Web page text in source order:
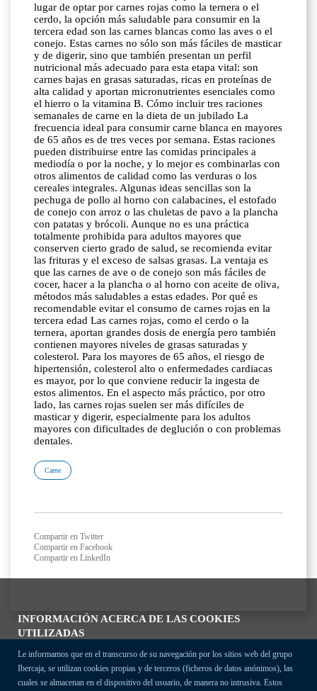
INFORMACIÓN ACERCA DE LAS COOKIES
UTILIZADAS
Le informamos que en el transcurso de su navegación por los sitios web del grupo
Ibercaja, se utilizan cookies propias y de terceros (ficheros de datos anónimos), las
cuales se almacenan en el dispositivo del usuario, de manera no intrusiva. Estos
lugar de optar por carnes rojas como la ternera o el
cerdo, la opción más saludable para consumir en la
tercera edad son las carnes blancas como las aves o el
conejo. Estas carnes no sólo son más fáciles de masticar
y de digerir, sino que también presentan un perfil
nutricional más adecuado para esta etapa vital: son
carnes bajas en grasas saturadas, ricas en proteínas de
alta calidad y aportan micronutrientes esenciales como
el hierro o la vitamina B. Cómo incluir tres raciones
semanales de carne en la dieta de un jubilado La
frecuencia ideal para consumir carne blanca en mayores
de 65 años es de tres veces por semana. Estas raciones
pueden distribuirse entre las comidas principales a
mediodía o por la noche, y lo mejor es combinarlas con
otros alimentos de calidad como las verduras o los
cereales integrales. Algunas ideas sencillas son la
pechuga de pollo al horno con calabacines, el estofado
de conejo con arroz o las chuletas de pavo a la plancha
con patatas y brócoli. Aunque no es una práctica
totalmente prohibida para adultos mayores que
conserven cierto grado de salud, se recomienda evitar
las frituras y el exceso de salsas grasas. La ventaja es
que las carnes de ave o de conejo son más fáciles de
cocer, hacer a la plancha o al horno con aceite de oliva,
métodos más saludables a estas edades. Por qué es
recomendable evitar el consumo de carnes rojas en la
tercera edad Las carnes rojas, como el cerdo o la
ternera, aportan grandes dosis de energía pero también
contienen mayores niveles de grasas saturadas y
colesterol. Para los mayores de 65 años, el riesgo de
hipertensión, colesterol alto o enfermedades cardiacas
es mayor, por lo que conviene reducir la ingesta de
estos alimentos. En el aspecto más práctico, por otro
lado, las carnes rojas suelen ser más difíciles de
masticar y digerir, especialmente para los adultos
mayores con dificultades de deglución o con problemas
dentales.
Carne
Compartir en Twitter
Compartir en Facebook
Compartir en LinkedIn